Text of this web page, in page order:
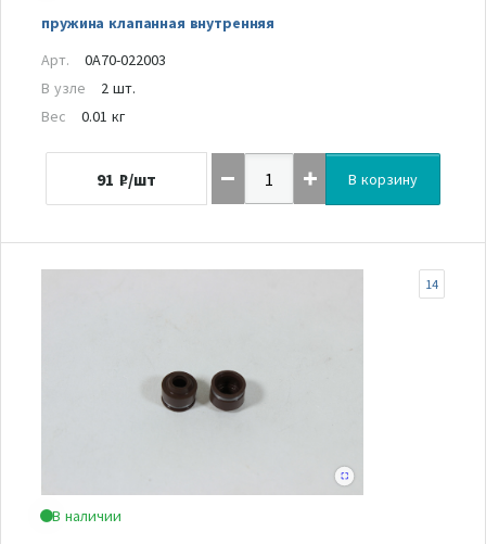
пружина клапанная внутренняя
Арт.
0A70-022003
В узле
2 шт.
Вес
0.01 кг
91 ₽/шт В корзину
В наличии
14